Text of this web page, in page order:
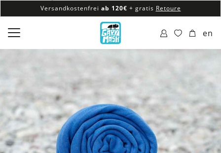
Versandkostenfrei ab 120€ + gratis Retoure
100% veganes & fair produziertes Sortiment
Versandkostenfrei ab 120€
en